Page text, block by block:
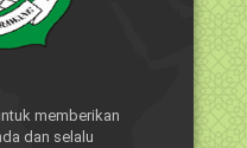
memberikan
dan selalu